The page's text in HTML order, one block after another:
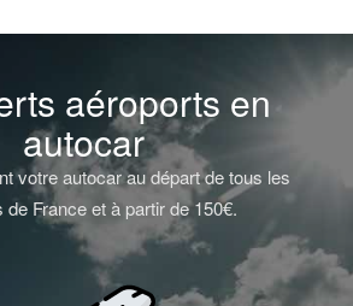
aéroports en
autocar
votre autocar au départ de tous les
de France et à partir de 150€.